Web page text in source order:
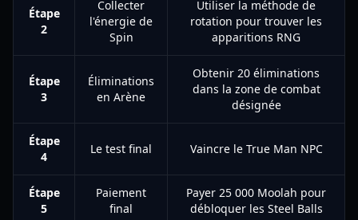
Étape
2
Collecter
l'énergie de
Spin
Utiliser la méthode de
rotation pour trouver les
apparitions RNG
Étape
3
Éliminations
en Arène
Obtenir 20 éliminations
dans la zone de combat
désignée
Étape
4
Le test final Vaincre le True Man NPC
Étape
5
Paiement
final
Payer 25 000 Moolah pour
débloquer les Steel Balls